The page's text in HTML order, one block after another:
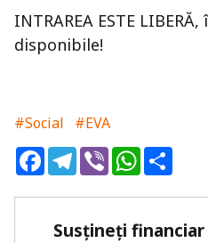
INTRAREA ESTE
disponibile!
#Social
#EVA
FacebookTelegram
ViberWhatsApp
Susțineți